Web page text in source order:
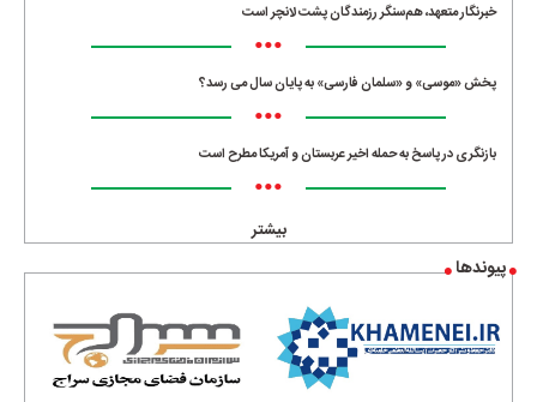
خبرنگار متعهد، هم‌سنگر رزمندگان پشت لانچر است
•••
پخش «موسی» و «سلمان فارسی» به پایان سال می رسد؟
•••
بازنگری در پاسخ به حمله اخیر عربستان و آمریکا مطرح است
•••
بیشتر
پیوندها